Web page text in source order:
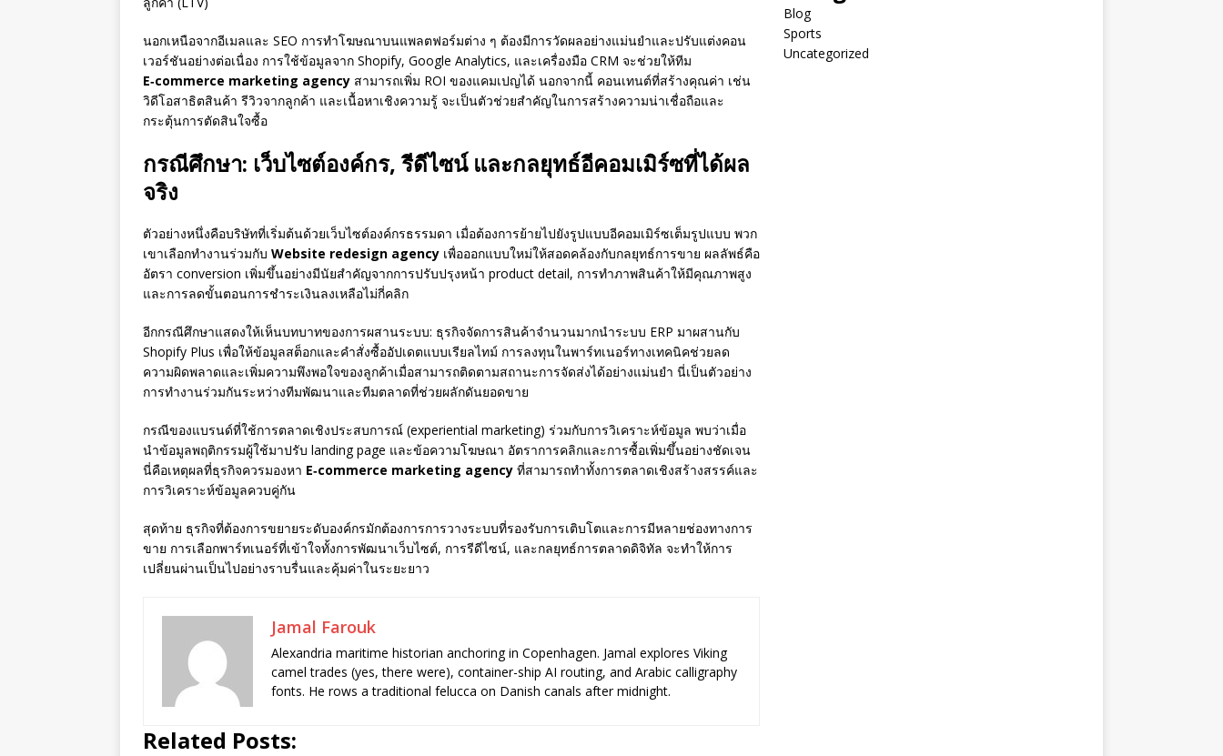
นอกเหนือจากอีเมลและ SEO การทำโฆษณาบนแพลตฟอร์มต่าง ๆ ต้องมีการวัดผลอย่างแม่นยำและปรับแต่งคอน
เวอร์ชันอย่างต่อเนื่อง การใช้ข้อมูลจาก Shopify, Google Analytics, และเครื่องมือ CRM จะช่วยให้ทีม
E‑commerce marketing agency สามารถเพิ่ม ROI ของแคมเปญได้ นอกจากนี้ คอนเทนต์ที่สร้างคุณค่า เช่น
วิดีโอสาธิตสินค้า รีวิวจากลูกค้า และเนื้อหาเชิงความรู้ จะเป็นตัวช่วยสำคัญในการสร้างความน่าเชื่อถือและ
กระตุ้นการตัดสินใจซื้อ
กรณีศึกษา: เว็บไซต์องค์กร, รีดีไซน์ และกลยุทธ์อีคอมเมิร์ซที่ได้ผล
จริง
ตัวอย่างหนึ่งคือบริษัทที่เริ่มต้นด้วยเว็บไซต์องค์กรธรรมดา เมื่อต้องการย้ายไปยังรูปแบบอีคอมเมิร์ซเต็มรูปแบบ พวก
เขาเลือกทำงานร่วมกับ Website redesign agency เพื่อออกแบบใหม่ให้สอดคล้องกับกลยุทธ์การขาย ผลลัพธ์คือ
อัตรา conversion เพิ่มขึ้นอย่างมีนัยสำคัญจากการปรับปรุงหน้า product detail, การทำภาพสินค้าให้มีคุณภาพสูง
และการลดขั้นตอนการชำระเงินลงเหลือไม่กี่คลิก
อีกกรณีศึกษาแสดงให้เห็นบทบาทของการผสานระบบ: ธุรกิจจัดการสินค้าจำนวนมากนำระบบ ERP มาผสานกับ
Shopify Plus เพื่อให้ข้อมูลสต็อกและคำสั่งซื้ออัปเดตแบบเรียลไทม์ การลงทุนในพาร์ทเนอร์ทางเทคนิคช่วยลด
ความผิดพลาดและเพิ่มความพึงพอใจของลูกค้าเมื่อสามารถติดตามสถานะการจัดส่งได้อย่างแม่นยำ นี่เป็นตัวอย่าง
การทำงานร่วมกันระหว่างทีมพัฒนาและทีมตลาดที่ช่วยผลักดันยอดขาย
กรณีของแบรนด์ที่ใช้การตลาดเชิงประสบการณ์ (experiential marketing) ร่วมกับการวิเคราะห์ข้อมูล พบว่าเมื่อ
นำข้อมูลพฤติกรรมผู้ใช้มาปรับ landing page และข้อความโฆษณา อัตราการคลิกและการซื้อเพิ่มขึ้นอย่างชัดเจน
นี่คือเหตุผลที่ธุรกิจควรมองหา E‑commerce marketing agency ที่สามารถทำทั้งการตลาดเชิงสร้างสรรค์และ
การวิเคราะห์ข้อมูลควบคู่กัน
สุดท้าย ธุรกิจที่ต้องการขยายระดับองค์กรมักต้องการการวางระบบที่รองรับการเติบโตและการมีหลายช่องทางการ
ขาย การเลือกพาร์ทเนอร์ที่เข้าใจทั้งการพัฒนาเว็บไซต์, การรีดีไซน์, และกลยุทธ์การตลาดดิจิทัล จะทำให้การ
เปลี่ยนผ่านเป็นไปอย่างราบรื่นและคุ้มค่าในระยะยาว
Jamal Farouk
Alexandria maritime historian anchoring in Copenhagen. Jamal explores Viking
camel trades (yes, there were), container-ship AI routing, and Arabic calligraphy
fonts. He rows a traditional felucca on Danish canals after midnight.
Related Posts:
Blog
Sports
Uncategorized